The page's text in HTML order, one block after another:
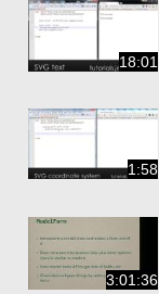
18:01
1:58
3:01:36